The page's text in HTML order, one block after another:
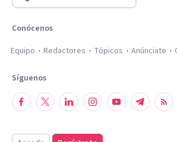
Conócenos
Equipo
Redactores Tópicos Anúnciate
Síguenos